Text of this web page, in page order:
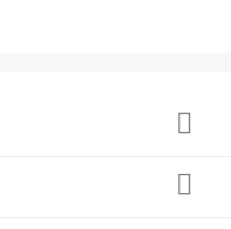
Retrait
magasin
Commandez
en ligne avant

